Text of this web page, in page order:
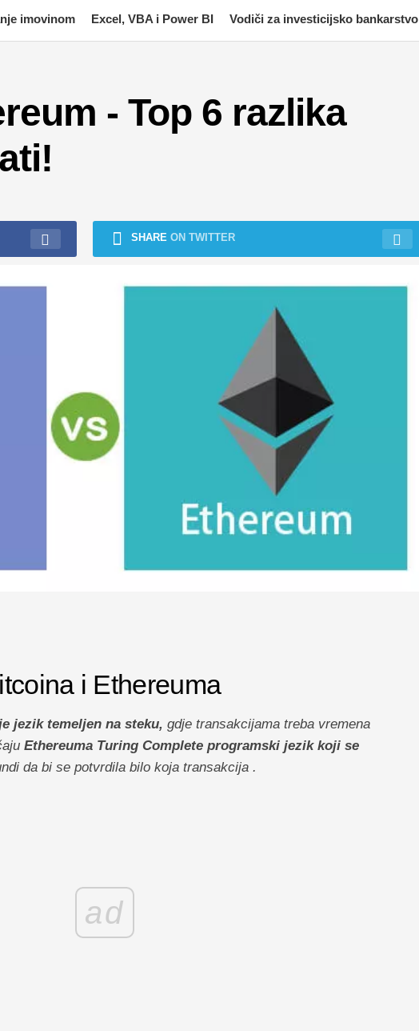
imovinom Excel, VBA i Power BI Vodiči za investicijsko bankarstvo
- Top 6 razlika
SHARE ON TWITTER
i Ethereuma
jezik temeljen na steku, gdje transakcijama treba vremena
Ethereuma Turing Complete programski jezik koji se
da bi se potvrdila bilo koja transakcija .
ad